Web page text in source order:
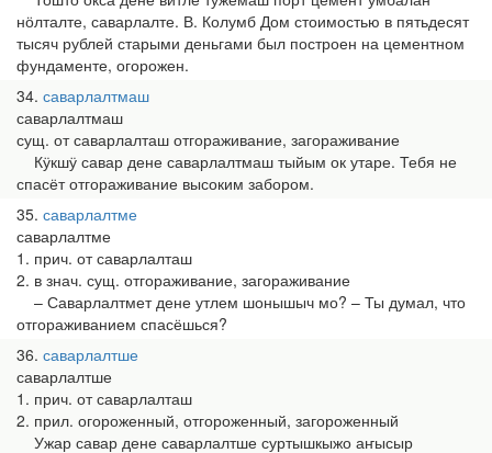
нӧлталте, саварлалте. В. Колумб Дом стоимостью в пятьдесят
тысяч рублей старыми деньгами был построен на цементном
фундаменте, огорожен.
34 саварлалтмаш
саварлалтмаш
сущ. от саварлалташ отгораживание, загораживание
Кӱкшӱ савар дене саварлалтмаш тыйым ок утаре. Тебя не
спасёт отгораживание высоким забором.
35 саварлалтме
саварлалтме
1. прич. от саварлалташ
2. в знач. сущ. отгораживание, загораживание
– Саварлалтмет дене утлем шонышыч мо? – Ты думал, что
отгораживанием спасёшься?
36 саварлалтше
саварлалтше
1. прич. от саварлалташ
2. прил. огороженный, отгороженный, загороженный
Ужар савар дене саварлалтше суртышкыжо аҥысыр